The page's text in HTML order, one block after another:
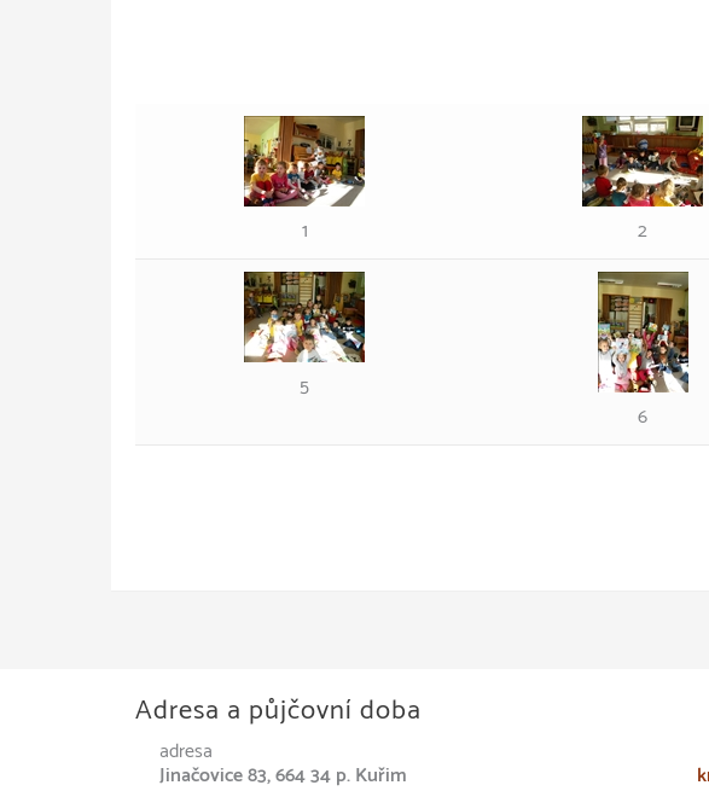
1 2
5
6
Adresa a půjčovní doba
adresa
Jinačovice 83, 664 34 p. Kuřim